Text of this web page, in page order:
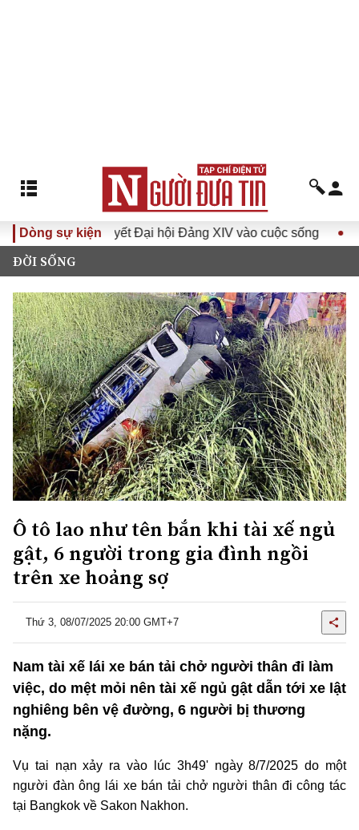
Dòng sự kiện
Nghị quyết Đại hội Đảng XIV vào cuộc sống Hướng
ĐỜI SỐNG
Ô tô lao như tên bắn khi tài xế ngủ
gật, 6 người trong gia đình ngồi
trên xe hoảng sợ
Thứ 3, 08/07/2025 20:00 GMT+7
Nam tài xế lái xe bán tải chở người thân đi làm
việc, do mệt mỏi nên tài xế ngủ gật dẫn tới xe lật
nghiêng bên vệ đường, 6 người bị thương
nặng.
Vụ tai nạn xảy ra vào lúc 3h49' ngày 8/7/2025 do một
người đàn ông lái xe bán tải chở người thân đi công tác
tại Bangkok về Sakon Nakhon.